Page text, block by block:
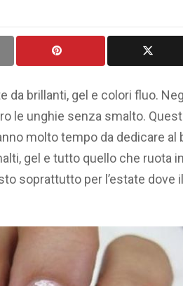
da brillanti, gel e colori fluo.
le unghie senza smalto.
molto tempo da dedicare al
gel e tutto quello che ruota
soprattutto per l’estate dove